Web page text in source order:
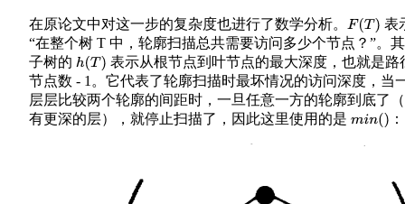
在原论文中对这一步的复杂度也进行了数学分析。 F(T)
表
“在整个树 T 中，轮廓扫描总共需要访问多少个节点？”。
子树的 h(T) 表示从根节点到叶节点的最大深度，也就是路
节点数 - 1。它代表了轮廓扫描时最坏情况的访问深度，当
层层比较两个轮廓的间距时，一旦任意一方的轮廓到底了
有更深的层），就停止扫描了，因此这里使用的是 min() ：